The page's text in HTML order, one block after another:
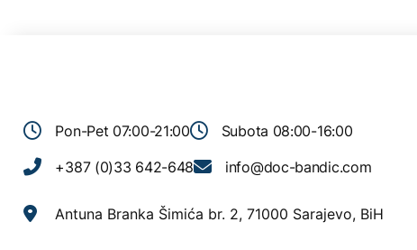
Pon-Pet 07:00-21:00
Subota 08:00-16:00
+387 (0)33 642-648
info@doc-bandic.com
Antuna Branka Šimića br. 2, 71000 Sarajevo, BiH